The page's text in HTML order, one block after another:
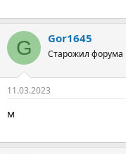
G Gor1645
Старожил форума
11.03.2023
м